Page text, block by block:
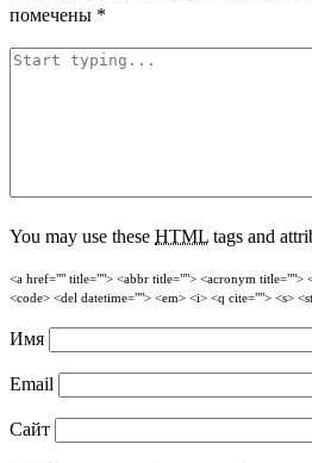
помечены *
You may use these HTML tags and
<a href="" title=""> <abbr title=""> <acronym title="">
<code> <del datetime=""> <em> <i> <q cite=""> <s>
Имя
Email
Сайт